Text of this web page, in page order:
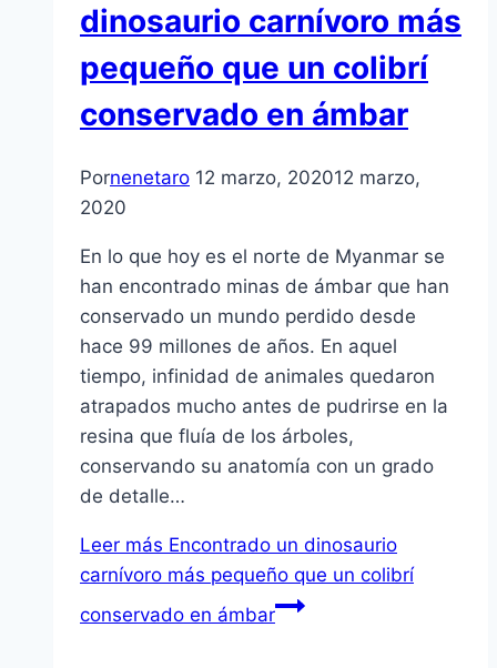
dinosaurio carnívoro más
pequeño que un colibrí
conservado en ámbar
Pornenetaro 12 marzo, 202012 marzo,
2020
En lo que hoy es el norte de Myanmar se
han encontrado minas de ámbar que han
conservado un mundo perdido desde
hace 99 millones de años. En aquel
tiempo, infinidad de animales quedaron
atrapados mucho antes de pudrirse en la
resina que fluía de los árboles,
conservando su anatomía con un grado
de detalle…
Leer más Encontrado un dinosaurio
carnívoro más pequeño que un colibrí
conservado en ámbar